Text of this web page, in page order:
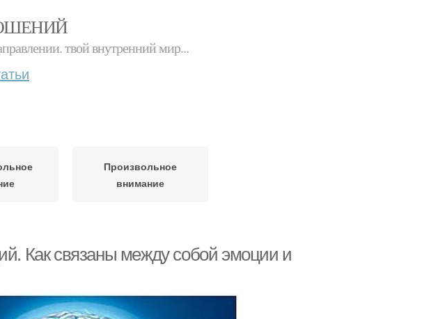
твой внутренний мир...
Произвольное
внимание
Как связаны между собой эмоции и